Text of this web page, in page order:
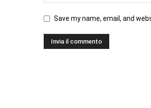
Save my name, email, and